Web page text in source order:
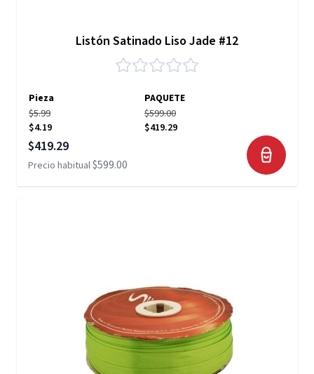
Listón Satinado Liso Jade #12
Pieza
PAQUETE
$5.99
$4.19
$599.00
$419.29
Precio especial
$419.29
Precio habitual$599.00